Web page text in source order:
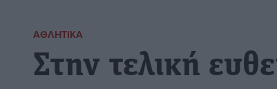
ΑΘΛΗΤΙΚΆ
Στην τελική